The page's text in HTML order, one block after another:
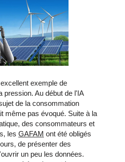
exemple de
pression. Au début de l'IA
de la consommation
même pas évoqué. Suite à la
des consommateurs et
les GAFAM ont été obligés
de présenter des
un peu les données.